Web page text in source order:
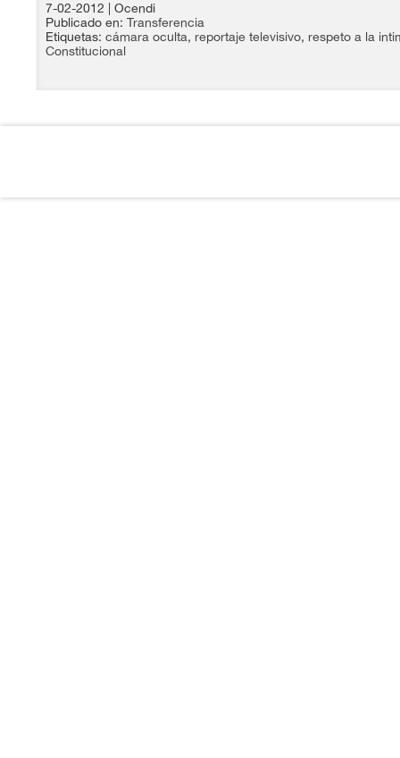
7-02-2012
| Ocendi
Publicado en: Transferencia
Etiquetas: cámara oculta, reportaje televisivo, respeto a la
Constitucional